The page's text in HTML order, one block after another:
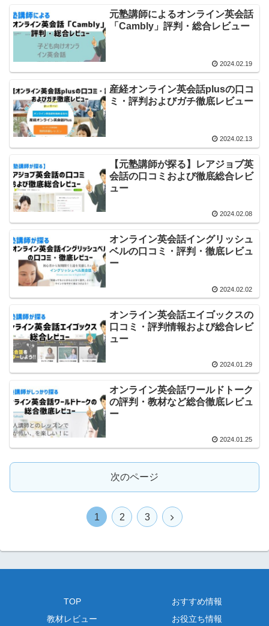
元塾講師によるオンライン英会話
「Cambly」評判・総合レビュー
2024.02.19
産経オンライン英会話plusの口コ
ミ・評判およびガチ徹底レビュー
2024.02.13
【元塾講師が探る】レアジョブ英
会話の口コミおよび徹底総合レビ
ュー
2024.02.08
オンライン英会話イングリッシュ
ベルの口コミ・評判・徹底レビュ
ー
2024.02.02
オンライン英会話エイゴックスの
口コミ・評判情報および総合レビ
ュー
2024.01.29
オンライン英会話ワールドトーク
の評判・教材など総合徹底レビュ
ー
2024.01.25
次のページ
1 2 3
次
TOP
おすすめ情報
教材レビュー
お役立ち情報